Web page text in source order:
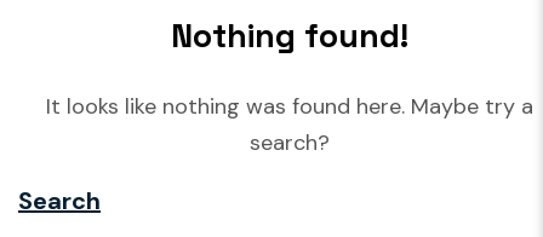
Nothing found!
It looks like nothing was found here. Maybe try a
search?
Search